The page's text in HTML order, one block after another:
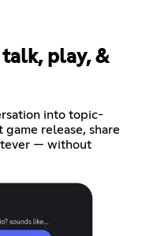
talk, play, &
into topic-
game release, share
— without